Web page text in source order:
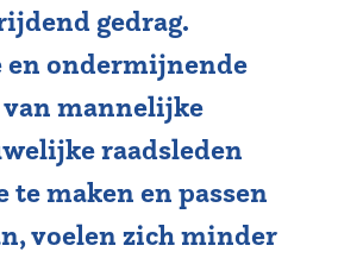
gedrag.
en ondermijnende
mannelijke
raadsleden
te maken en passen
voelen zich minder